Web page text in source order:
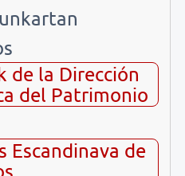
de la Dirección
del Patrimonio
Escandinava de